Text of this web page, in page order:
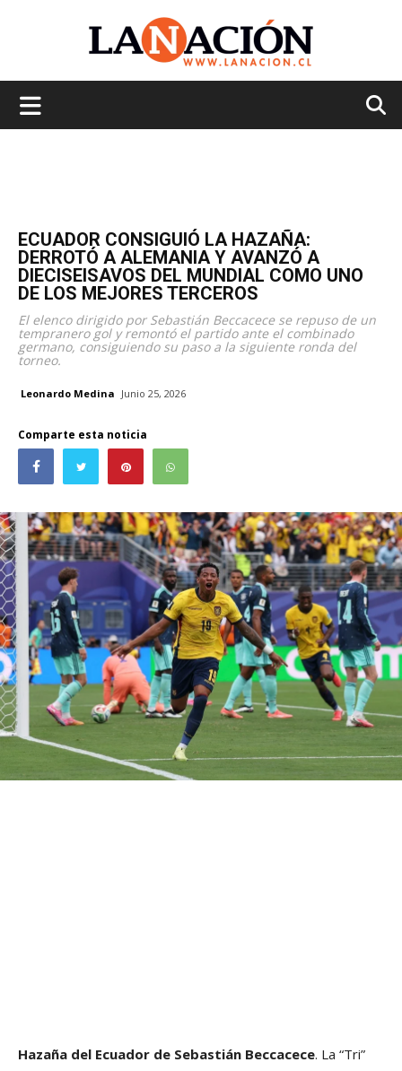
ECUADOR CONSIGUIÓ LA HAZAÑA:
DERROTÓ A ALEMANIA Y AVANZÓ A
DIECISEISAVOS DEL MUNDIAL COMO UNO
DE LOS MEJORES TERCEROS
El elenco dirigido por Sebastián Beccacece se repuso de un
tempranero gol y remontó el partido ante el combinado
germano, consiguiendo su paso a la siguiente ronda del
torneo.
Leonardo Medina Junio 25, 2026
Comparte esta noticia
Hazaña del Ecuador de Sebastián Beccacece. La “Tri”